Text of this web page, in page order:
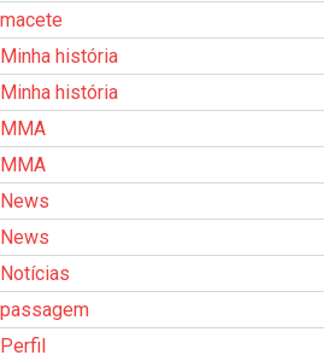
macete
Minha história
Minha história
MMA
MMA
News
News
Notícias
passagem
Perfil